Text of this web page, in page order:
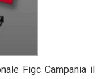
Figc Campania il